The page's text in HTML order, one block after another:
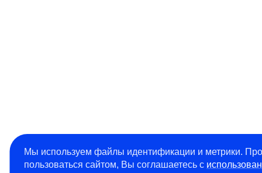
Мы используем файлы идентификации и метрики.
пользоваться сайтом, Вы соглашаетесь с